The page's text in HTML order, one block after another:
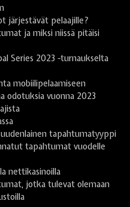
järjestävät pelaajille?
ja miksi niissä pitäisi
Series 2023 -turnaukselta
mobiilipelaamiseen
odotuksia vuonna 2023
tapahtumatyyppi
tapahtumat vuodelle
nettikasinoilla
jotka tulevat olemaan